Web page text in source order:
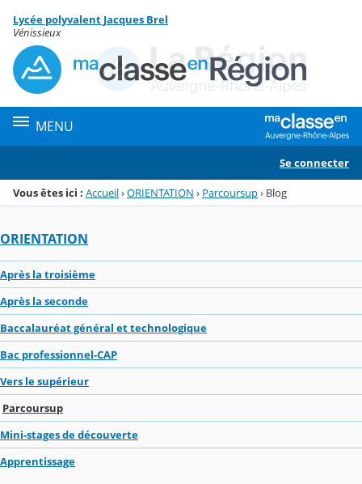
Menu de la rubrique
Contenu
Lycée polyvalent Jacques Brel
Vénissieux
MENU
Se connecter
Vous êtes ici : Accueil›ORIENTATION › Parcoursup› Blog
ORIENTATION
Après la troisième
Après la seconde
Baccalauréat général et technologique
Bac professionnel-CAP
Vers le supérieur
Parcoursup
Mini-stages de découverte
Apprentissage